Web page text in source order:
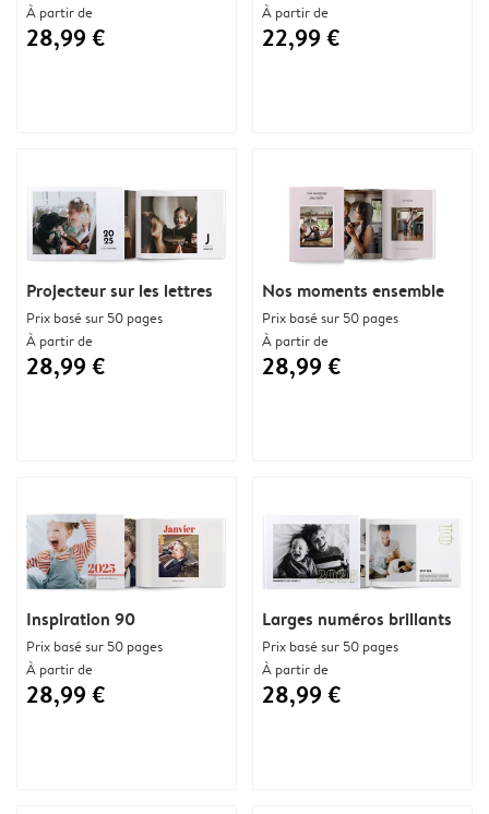
À partir de
28,99 €
Projecteur sur les lettres
Prix basé sur 50 pages
À partir de
28,99 €
Larges numéros brillants
Prix basé sur 50 pages
À partir de
28,99 €
Nos moments ensemble
Prix basé sur 50 pages
À partir de
28,99 €
À partir de
22,99 €
Inspiration 90
Prix basé sur 50 pages
À partir de
28,99 €